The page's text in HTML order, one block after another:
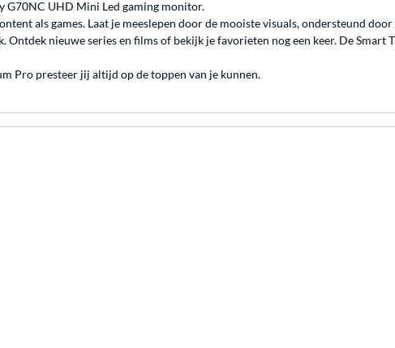
G70NC UHD Mini Led gaming monitor.
als games. Laat je meeslepen door de mooiste visuals, ondersteund
nieuwe series en films of bekijk je favorieten nog een keer. De Smart
Pro presteer jij altijd op de toppen van je kunnen.